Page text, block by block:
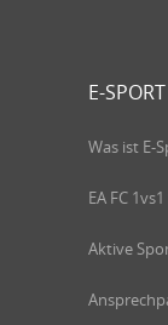
E-SPORT
Was ist E-
EA FC
Aktive